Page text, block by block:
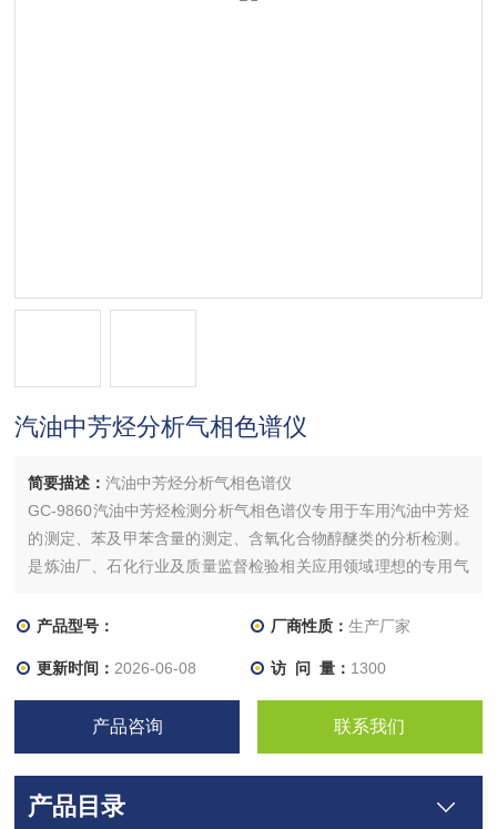
汽油中芳烃分析气相色谱仪
简要描述：汽油中芳烃分析气相色谱仪
GC-9860汽油中芳烃检测分析气相色谱仪专用于车用汽油中芳烃
的测定、苯及甲苯含量的测定、含氧化合物醇醚类的分析检测。
是炼油厂、石化行业及质量监督检验相关应用领域理想的专用气
产品型号：
厂商性质： 生产厂家
更新时间： 2026-06-08 访 问 量： 1300
产品咨询 联系我们
产品目录